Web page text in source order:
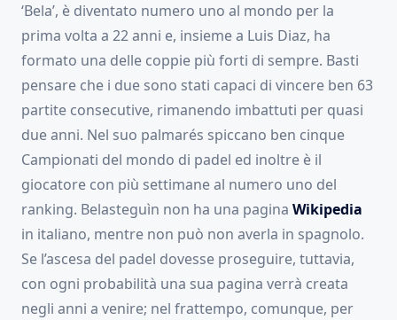
‘Bela’, è diventato numero uno al mondo per la
prima volta a 22 anni e, insieme a Luis Diaz, ha
formato una delle coppie più forti di sempre. Basti
pensare che i due sono stati capaci di vincere ben 63
partite consecutive, rimanendo imbattuti per quasi
due anni. Nel suo palmarés spiccano ben cinque
Campionati del mondo di padel ed inoltre è il
giocatore con più settimane al numero uno del
ranking. Belasteguìn non ha una pagina Wikipedia
in italiano, mentre non può non averla in spagnolo.
Se l’ascesa del padel dovesse proseguire, tuttavia,
con ogni probabilità una sua pagina verrà creata
negli anni a venire; nel frattempo, comunque, per